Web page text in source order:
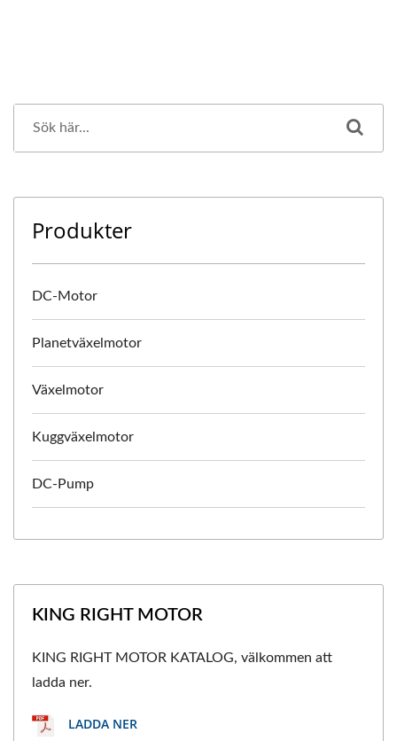
Produkter
DC-Motor
Planetväxelmotor
Växelmotor
Kuggväxelmotor
DC-Pump
KING RIGHT MOTOR
KING RIGHT MOTOR KATALOG, välkommen att
ladda ner.
LADDA NER